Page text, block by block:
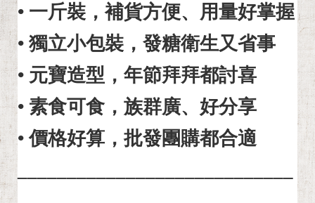
• 一斤裝，補貨方便、用量好掌握
• 獨立小包裝，發糖衛生又省事
• 元寶造型，年節拜拜都討喜
• 素食可食，族群廣、好分享
• 價格好算，批發團購都合適